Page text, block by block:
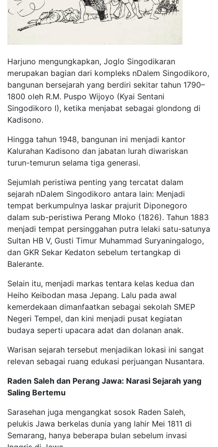
Harjuno mengungkapkan, Joglo Singodikaran
merupakan bagian dari kompleks nDalem Singodikoro,
bangunan bersejarah yang berdiri sekitar tahun 1790–
1800 oleh R.M. Puspo Wijoyo (Kyai Sentani
Singodikoro I), ketika menjabat sebagai glondong di
Kadisono.
Hingga tahun 1948, bangunan ini menjadi kantor
Kalurahan Kadisono dan jabatan lurah diwariskan
turun-temurun selama tiga generasi.
Sejumlah peristiwa penting yang tercatat dalam
sejarah nDalem Singodikoro antara lain: Menjadi
tempat berkumpulnya laskar prajurit Diponegoro
dalam sub-peristiwa Perang Mloko (1826). Tahun 1883
menjadi tempat persinggahan putra lelaki satu-satunya
Sultan HB V, Gusti Timur Muhammad Suryaningalogo,
dan GKR Sekar Kedaton sebelum tertangkap di
Balerante.
Selain itu, menjadi markas tentara kelas kedua dan
Heiho Keibodan masa Jepang. Lalu pada awal
kemerdekaan dimanfaatkan sebagai sekolah SMEP
Negeri Tempel, dan kini menjadi pusat kegiatan
budaya seperti upacara adat dan dolanan anak.
Warisan sejarah tersebut menjadikan lokasi ini sangat
relevan sebagai ruang edukasi perjuangan Nusantara.
Raden Saleh dan Perang Jawa: Narasi Sejarah yang
Saling Bertemu
Sarasehan juga mengangkat sosok Raden Saleh,
pelukis Jawa berkelas dunia yang lahir Mei 1811 di
Semarang, hanya beberapa bulan sebelum invasi